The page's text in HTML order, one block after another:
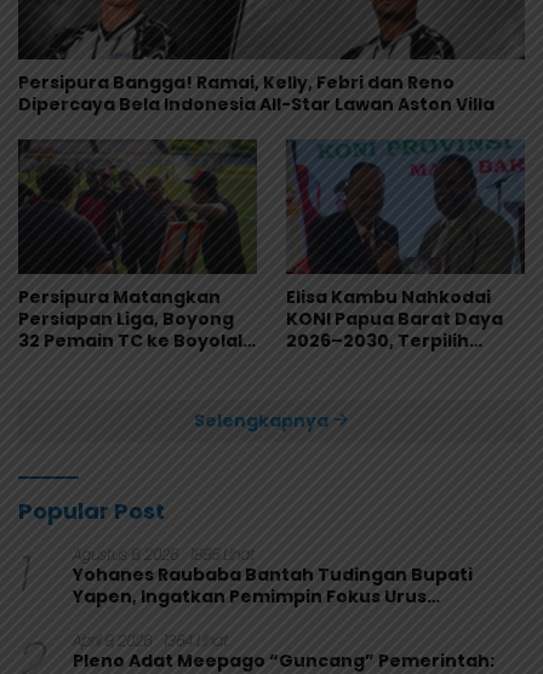
Persipura Bangga! Ramai, Kelly, Febri dan Reno
Dipercaya Bela Indonesia All-Star Lawan Aston Villa
Persipura Matangkan
Persiapan Liga, Boyong
32 Pemain TC ke Boyolali
Elisa Kambu Nahkodai
KONI Papua Barat Daya
2026–2030, Terpilih
Selengkapnya
Popular Post
1 Agustus 6, 2026 1885 Lihat
Yohanes Raubaba Bantah Tudingan Bupati
Yapen, Ingatkan Pemimpin Fokus Urus
2 April 9, 2026 1364 Lihat
Pleno Adat Meepago “Guncang” Pemerintah: